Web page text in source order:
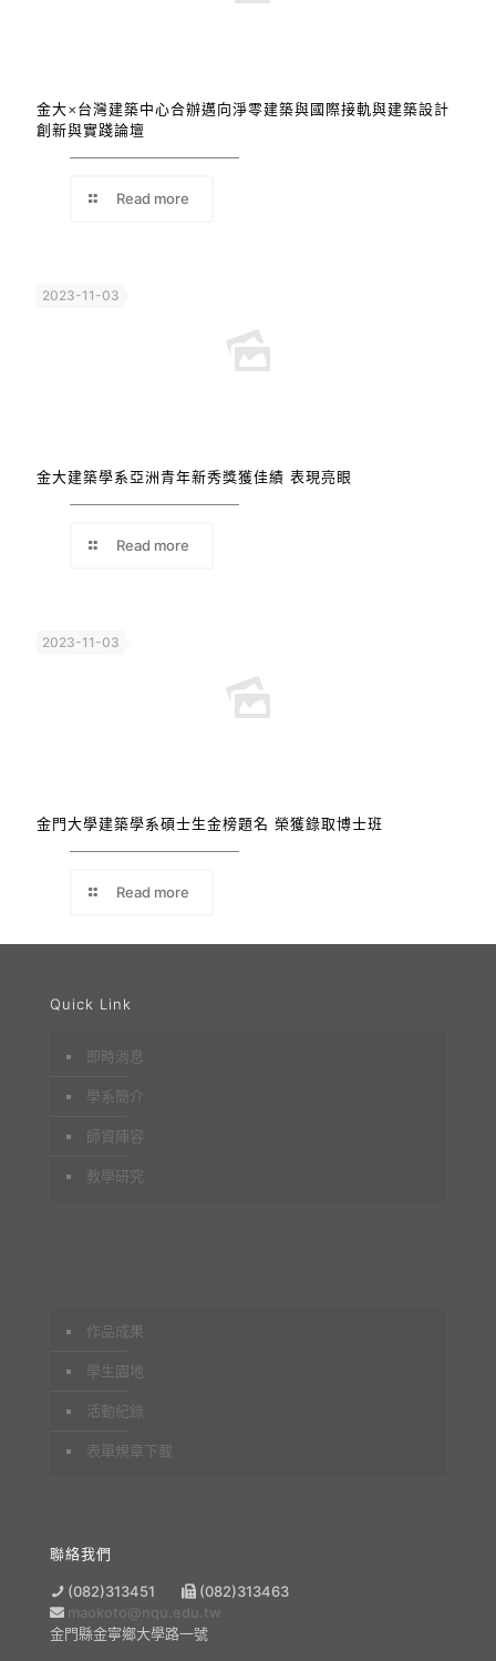
金大×台灣建築中心合辦邁向淨零建築與國際接軌與建築設計
創新與實踐論壇
Read more
2023-11-03
金大建築學系亞洲青年新秀獎獲佳績 表現亮眼
Read more
2023-11-03
金門大學建築學系碩士生金榜題名 榮獲錄取博士班
Read more
Quick Link
即時消息
學系簡介
師資陣容
教學研究
作品成果
學生園地
活動紀錄
表單規章下載
聯絡我們
(082)313451
(082)313463
maokoto@nqu.edu.tw
金門縣金寧鄉大學路一號